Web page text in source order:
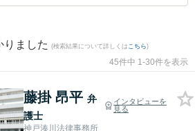
りました (検索結果について詳しくは こちら)
45件中 1-30件を表示
藤掛 昂平 弁
護士
インタビューを
見る
神戸湊川法律事務所